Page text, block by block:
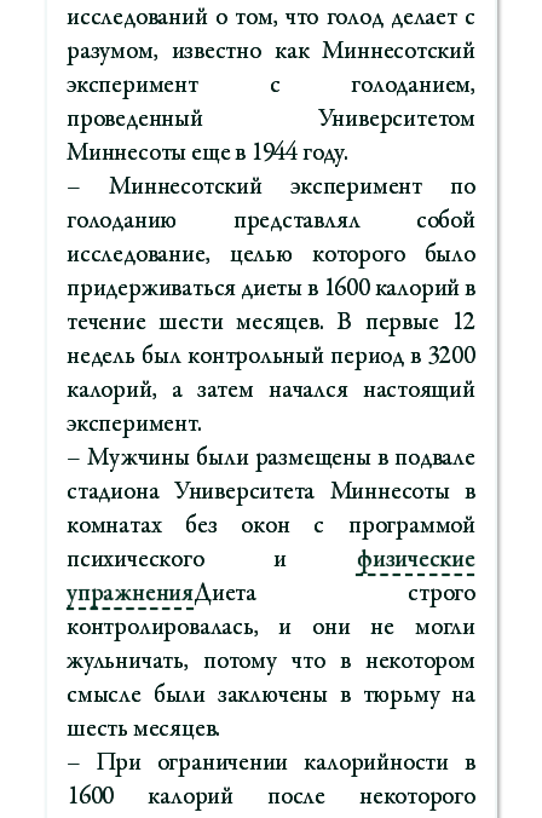
исследований о том, что голод делает с
разумом, известно как Миннесотский
эксперимент с голоданием,
проведенный Университетом
Миннесоты еще в 1944 году.
– Миннесотский эксперимент по
голоданию представлял собой
исследование, целью которого было
придерживаться диеты в 1600 калорий в
течение шести месяцев. В первые 12
недель был контрольный период в 3200
калорий, а затем начался настоящий
эксперимент.
– Мужчины были размещены в подвале
стадиона Университета Миннесоты в
комнатах без окон с программой
психического и физические
упражненияДиета строго
контролировалась, и они не могли
жульничать, потому что в некотором
смысле были заключены в тюрьму на
шесть месяцев.
– При ограничении калорийности в
1600 калорий после некоторого